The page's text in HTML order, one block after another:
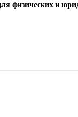
физических и